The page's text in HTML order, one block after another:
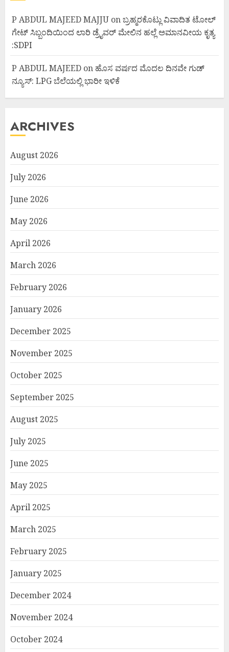
P ABDUL MAJEED MAJJU onಬ್ರಹ್ಮರಕೊಟ್ಲು ವಿವಾದಿತ ಟೋಲ್
ಗೇಟ್ ಸಿಬ್ಬಂದಿಯಿಂದ ಲಾರಿ ಡ್ರೈವರ್ ಮೇಲಿನ ಹಲ್ಲೆ ಅಮಾನವೀಯ ಕೃತ್ಯ
:SDPI
P ABDUL MAJEED on ಹೊಸ ವರ್ಷದ ಮೊದಲ ದಿನವೇ ಗುಡ್
ನ್ಯೂಸ್: LPG ಬೆಲೆಯಲ್ಲಿ ಭಾರೀ ಇಳಿಕೆ
ARCHIVES
August 2026
July 2026
June 2026
May 2026
April 2026
March 2026
February 2026
January 2026
December 2025
November 2025
October 2025
September 2025
August 2025
July 2025
June 2025
May 2025
April 2025
March 2025
February 2025
January 2025
December 2024
November 2024
October 2024